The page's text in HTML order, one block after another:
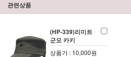
관련상품
(HP-339)리미트
군모 카키
상품가 : 10,000원